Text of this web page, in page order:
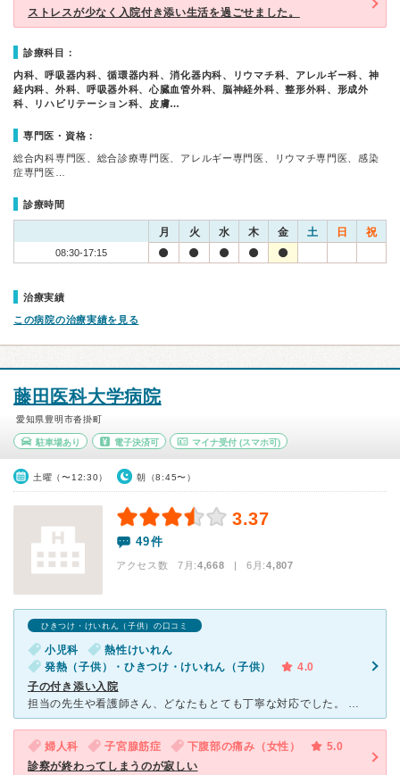
ストレスが少なく入院付き添い生活を過ごせました。
診療科目：
内科、呼吸器内科、循環器内科、消化器内科、リウマチ科、アレルギー科、神
経内科、外科、呼吸器外科、心臓血管外科、脳神経外科、整形外科、形成外
科、リハビリテーション科、皮膚…
専門医・資格：
総合内科専門医、総合診療専門医、アレルギー専門医、リウマチ専門医、感染
症専門医…
診療時間
月 火 水 木 金 土 日 祝
08:30-17:15
治療実績
この病院の治療実績を見る
藤田医科大学病院
愛知県豊明市沓掛町
駐車場あり 電子決済可 マイナ受付 (スマホ可)
土曜（〜12:30） 朝（8:45〜）
3.37
49件
アクセス数 7月:4,668 | 6月:4,807
ひきつけ・けいれん（子供）の口コミ
小児科
熱性けいれん
発熱（子供）・ひきつけ・けいれん（子供）
4.0
子の付き添い入院
担当の先生や看護師さん、どなたもとても丁寧な対応でした。 チーム医療ということでたくさんの先生方に診ていただけたのが安心感につながりました。 しかしチーム医療の欠点になるのか、血液検査を始めい
婦人科 子宮腺筋症 下腹部の痛み（女性）
5.0
診察が終わってしまうのが寂しい